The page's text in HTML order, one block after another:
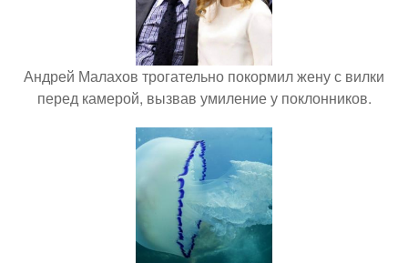
Андрей Малахов трогательно покормил жену с вилки
перед камерой, вызвав умиление у поклонников.